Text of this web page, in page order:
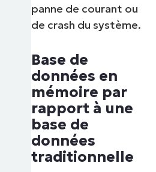
panne de courant ou
de crash du système.
Base de
données en
mémoire par
rapport à une
base de
données
traditionnelle